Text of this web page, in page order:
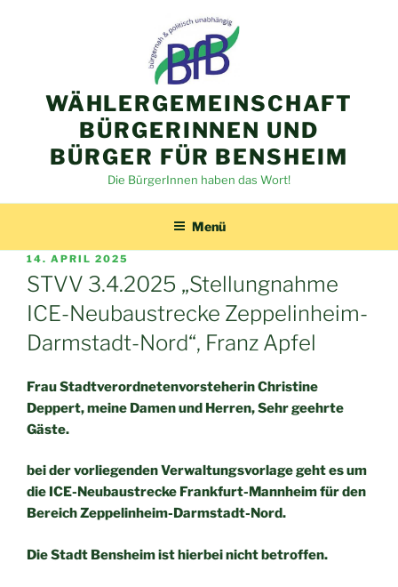
WÄHLERGEMEINSCHAFT
BÜRGERINNEN UND
BÜRGER FÜR BENSHEIM
Die BürgerInnen haben das Wort!
Menü
VERÖFFENTLICHT
AM
14. APRIL 2025
STVV 3.4.2025 „Stellungnahme
ICE-Neubaustrecke Zeppelinheim-
Darmstadt-Nord“, Franz Apfel
Frau Stadtverordnetenvorsteherin Christine
Deppert, meine Damen und Herren, Sehr geehrte
Gäste.
bei der vorliegenden Verwaltungsvorlage geht es um
die ICE-Neubaustrecke Frankfurt-Mannheim für den
Bereich Zeppelinheim-Darmstadt-Nord.
Die Stadt Bensheim ist hierbei nicht betroffen.